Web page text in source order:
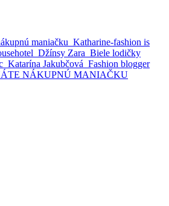
NÁKUPNÚ MANIAČKU